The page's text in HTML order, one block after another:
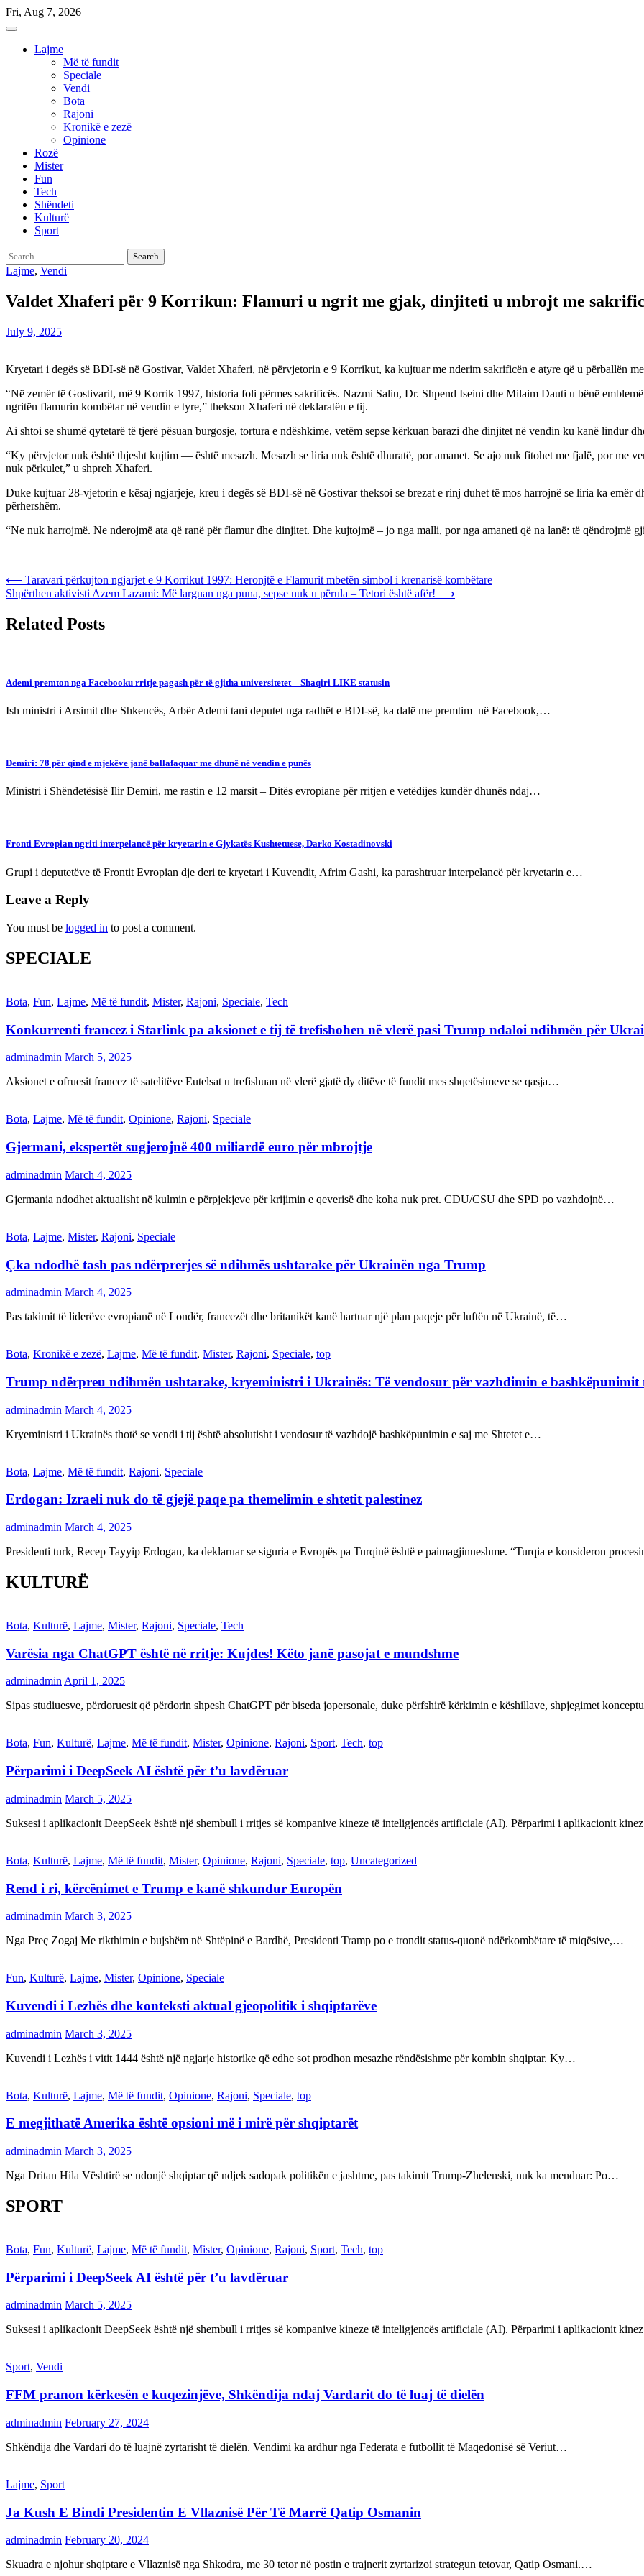
Skip
to
Fri, Aug 7, 2026
Lajme
Më të fundit
Speciale
Vendi
Bota
Rajoni
Kronikë e zezë
Opinione
Rozë
Mister
Fun
Tech
Shëndeti
Kulturë
Sport
Search
for:
Lajme, Vendi
Valdet Xhaferi për 9 Korrikun: Flamuri u ngrit me gjak, dinjiteti u mbrojt me
July 9, 2025
Kryetari i degës së BDI-së në Gostivar, Valdet Xhaferi, në përvjetorin e 9 Korrikut, ka kujtuar me nderim sakrificën e atyre që u përballën
“Në zemër të Gostivarit, më 9 Korrik 1997, historia foli përmes sakrificës. Nazmi Saliu, Dr. Shpend Iseini dhe Milaim Dauti u bënë emblemë
ngritën flamurin kombëtar në vendin e tyre,” thekson Xhaferi në deklaratën e tij.
Ai shtoi se shumë qytetarë të tjerë pësuan burgosje, tortura e ndëshkime, vetëm sepse kërkuan barazi dhe dinjitet në vendin ku kanë lindur
“Ky përvjetor nuk është thjesht kujtim — është mesazh. Mesazh se liria nuk është dhuratë, por amanet. Se ajo nuk fitohet me fjalë, por me
nuk përkulet,” u shpreh Xhaferi.
Duke kujtuar 28-vjetorin e kësaj ngjarjeje, kreu i degës së BDI-së në Gostivar theksoi se brezat e rinj duhet të mos harrojnë se liria ka emër
përhershëm.
“Ne nuk harrojmë. Ne nderojmë ata që ranë për flamur dhe dinjitet. Dhe kujtojmë – jo nga malli, por nga amaneti që na lanë: të qëndrojmë
Post
navigation
⟵ Taravari përkujton ngjarjet e 9 Korrikut 1997: Heronjtë e Flamurit mbetën simbol i krenarisë kombëtare
Shpërthen aktivisti Azem Lazami: Më larguan nga puna, sepse nuk u përula – Tetori është afër! ⟶
Related Posts
Ademi premton nga Facebooku rritje pagash për të gjitha universitetet – Shaqiri LIKE statusin
Ish ministri i Arsimit dhe Shkencës, Arbër Ademi tani deputet nga radhët e BDI-së, ka dalë me premtim në Facebook,…
Demiri: 78 për qind e mjekëve janë ballafaquar me dhunë në vendin e punës
Ministri i Shëndetësisë Ilir Demiri, me rastin e 12 marsit – Ditës evropiane për rritjen e vetëdijes kundër dhunës ndaj…
Fronti Evropian ngriti interpelancë për kryetarin e Gjykatës Kushtetuese, Darko Kostadinovski
Grupi i deputetëve të Frontit Evropian dje deri te kryetari i Kuvendit, Afrim Gashi, ka parashtruar interpelancë për kryetarin e…
Leave a Reply
You must be logged in to post a comment.
SPECIALE
Bota, Fun, Lajme, Më të fundit, Mister, Rajoni, Speciale, Tech
Konkurrenti francez i Starlink pa aksionet e tij të trefishohen në vlerë pasi Trump ndaloi ndihmën për
adminadmin March 5, 2025
Aksionet e ofruesit francez të satelitëve Eutelsat u trefishuan në vlerë gjatë dy ditëve të fundit mes shqetësimeve se qasja…
Bota, Lajme, Më të fundit, Opinione, Rajoni, Speciale
Gjermani, ekspertët sugjerojnë 400 miliardë euro për mbrojtje
adminadmin March 4, 2025
Gjermania ndodhet aktualisht në kulmin e përpjekjeve për krijimin e qeverisë dhe koha nuk pret. CDU/CSU dhe SPD po vazhdojnë…
Bota, Lajme, Mister, Rajoni, Speciale
Çka ndodhë tash pas ndërprerjes së ndihmës ushtarake për Ukrainën nga Trump
adminadmin March 4, 2025
Pas takimit të liderëve evropianë në Londër, francezët dhe britanikët kanë hartuar një plan paqeje për luftën në Ukrainë, të…
Bota, Kronikë e zezë, Lajme, Më të fundit, Mister, Rajoni, Speciale, top
Trump ndërpreu ndihmën ushtarake, kryeministri i Ukrainës: Të vendosur për vazhdimin e bashkëpunimit
adminadmin March 4, 2025
Kryeministri i Ukrainës thotë se vendi i tij është absolutisht i vendosur të vazhdojë bashkëpunimin e saj me Shtetet e…
Bota, Lajme, Më të fundit, Rajoni, Speciale
Erdogan: Izraeli nuk do të gjejë paqe pa themelimin e shtetit palestinez
adminadmin March 4, 2025
Presidenti turk, Recep Tayyip Erdogan, ka deklaruar se siguria e Evropës pa Turqinë është e paimagjinueshme. “Turqia e konsideron
KULTURË
Bota, Kulturë, Lajme, Mister, Rajoni, Speciale, Tech
Varësia nga ChatGPT është në rritje: Kujdes! Këto janë pasojat e mundshme
adminadmin April 1, 2025
Sipas studiuesve, përdoruesit që përdorin shpesh ChatGPT për biseda jopersonale, duke përfshirë kërkimin e këshillave, shpjegimet
Bota, Fun, Kulturë, Lajme, Më të fundit, Mister, Opinione, Rajoni, Sport, Tech, top
Përparimi i DeepSeek AI është për t’u lavdëruar
adminadmin March 5, 2025
Suksesi i aplikacionit DeepSeek është një shembull i rritjes së kompanive kineze të inteligjencës artificiale (AI). Përparimi i aplikacionit
Bota, Kulturë, Lajme, Më të fundit, Mister, Opinione, Rajoni, Speciale, top, Uncategorized
Rend i ri, kërcënimet e Trump e kanë shkundur Europën
adminadmin March 3, 2025
Nga Preç Zogaj Me rikthimin e bujshëm në Shtëpinë e Bardhë, Presidenti Tramp po e trondit status-quonë ndërkombëtare të miqësive,…
Fun, Kulturë, Lajme, Mister, Opinione, Speciale
Kuvendi i Lezhës dhe konteksti aktual gjeopolitik i shqiptarëve
adminadmin March 3, 2025
Kuvendi i Lezhës i vitit 1444 është një ngjarje historike që edhe sot prodhon mesazhe rëndësishme për kombin shqiptar. Ky…
Bota, Kulturë, Lajme, Më të fundit, Opinione, Rajoni, Speciale, top
E megjithatë Amerika është opsioni më i mirë për shqiptarët
adminadmin March 3, 2025
Nga Dritan Hila Vështirë se ndonjë shqiptar që ndjek sadopak politikën e jashtme, pas takimit Trump-Zhelenski, nuk ka menduar: Po…
SPORT
Bota, Fun, Kulturë, Lajme, Më të fundit, Mister, Opinione, Rajoni, Sport, Tech, top
Përparimi i DeepSeek AI është për t’u lavdëruar
adminadmin March 5, 2025
Suksesi i aplikacionit DeepSeek është një shembull i rritjes së kompanive kineze të inteligjencës artificiale (AI). Përparimi i aplikacionit
Sport, Vendi
FFM pranon kërkesën e kuqezinjëve, Shkëndija ndaj Vardarit do të luaj të dielën
adminadmin February 27, 2024
Shkëndija dhe Vardari do të luajnë zyrtarisht të dielën. Vendimi ka ardhur nga Federata e futbollit të Maqedonisë së Veriut…
Lajme, Sport
Ja Kush E Bindi Presidentin E Vllaznisë Për Të Marrë Qatip Osmanin
adminadmin February 20, 2024
Skuadra e njohur shqiptare e Vllaznisë nga Shkodra, me 30 tetor në postin e trajnerit zyrtarizoi strategun tetovar, Qatip Osmani.…